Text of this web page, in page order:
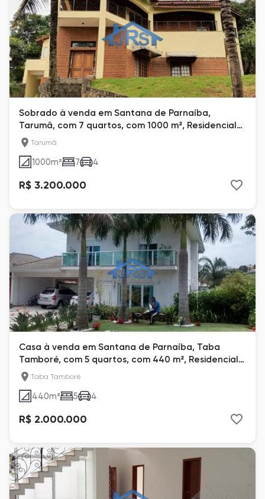
Sobrado à venda em Santana de Parnaíba,
Tarumã, com 7 quartos, com 1000 m², Residencial
Tarumã
Tarumã
1000m² 7 4
R$ 3.200.000
Casa à venda em Santana de Parnaíba, Taba
Tamboré, com 5 quartos, com 440 m², Residencial
Tarumã
Taba Tamboré
440m² 5 4
R$ 2.000.000